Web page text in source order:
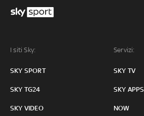
I siti Sky:
SKY SPORT
SKY TG24
SKY VIDEO
Servizi:
SKY TV
SKY APPS
NOW